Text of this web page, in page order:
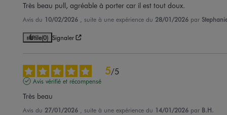
Très beau pull, agréable à porter car il est tout doux.
Avis du 10/02/2026 , suite à une expérience du 28/01/2026 par
Utile(0) Signaler
5/5
Avis vérifié et récompensé
Très beau
Avis du 27/01/2026 , suite à une expérience du 14/01/2026 par B.H.